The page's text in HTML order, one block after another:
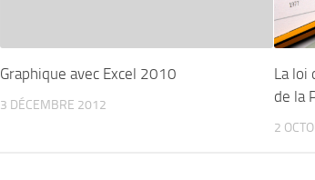
Graphique avec Excel 2010
3 DÉCEMBRE 2012
La loi
de la
2